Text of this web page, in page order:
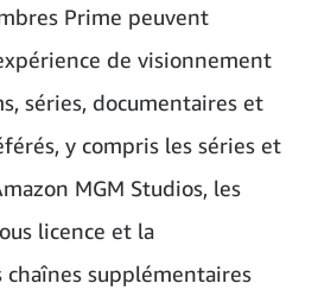
Prime peuvent
de visionnement
séries, documentaires et
y compris les séries et
MGM Studios, les
licence et la
supplémentaires